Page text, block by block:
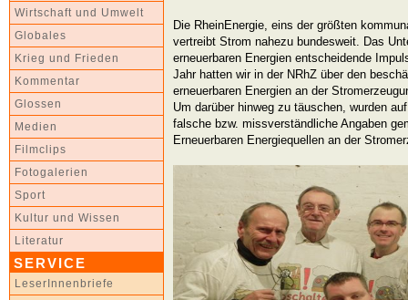
Wirtschaft und Umwelt
Globales
Krieg und Frieden
Kommentar
Glossen
Medien
Filmclips
Fotogalerien
Sport
Kultur und Wissen
Literatur
SERVICE
LeserInnenbriefe
Die RheinEnergie, eins der größten
vertreibt Strom nahezu bundesweit. Das
erneuerbaren Energien entscheidende
Jahr hatten wir in der NRhZ über den
erneuerbaren Energien an der
Um darüber hinweg zu täuschen, wurden
falsche bzw. missverständliche Angaben
Erneuerbaren Energiequellen an der